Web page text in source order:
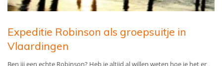
Expeditie Robinson als groepsuitje in
Vlaardingen
Ben jij een echte Robinson? Heb je altijd al willen weten hoe je het er